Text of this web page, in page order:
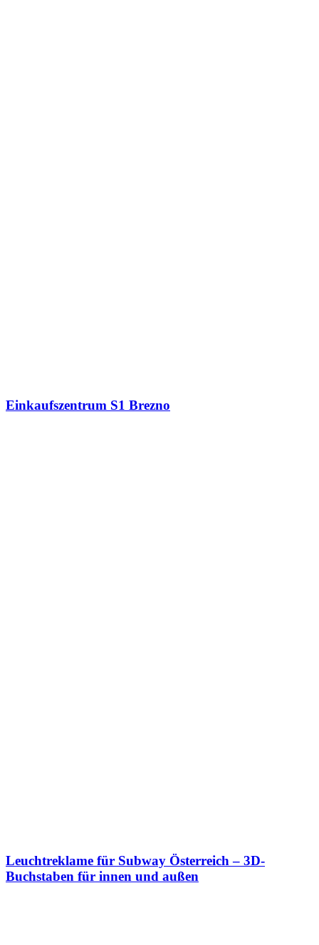
Einkaufszentrum S1 Brezno
Leuchtreklame für Subway Österreich – 3D-
Buchstaben für innen und außen